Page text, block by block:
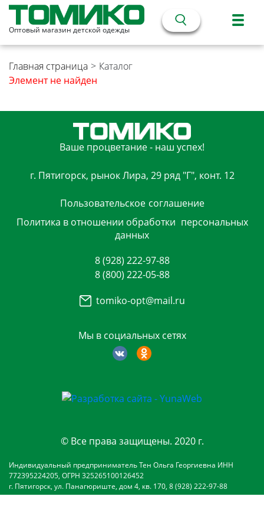
Оптовый магазин детской одежды
Главная страница > Каталог
Элемент не найден
Ваше процветание - наш успех!
г. Пятигорск, рынок Лира, 29 ряд "Г", конт. 12
Пользовательское соглашение
Политика в отношении обработки персональных
данных
Мы в социальных сетях
8 (928) 222-97-88
8 (800) 222-05-88
tomiko-opt@mail.ru
© Все права защищены. 2020 г.
Индивидуальный предприниматель Тен Ольга Георгиевна ИНН
772395224205, ОГРН 325265100126452
г. Пятигорск, ул. Панагюриште, дом 4, кв. 170, 8 (928) 222-97-88